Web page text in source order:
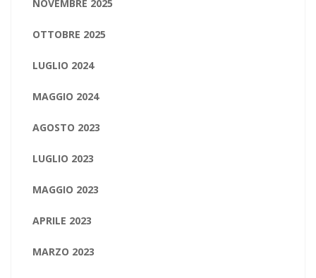
NOVEMBRE 2025
OTTOBRE 2025
LUGLIO 2024
MAGGIO 2024
AGOSTO 2023
LUGLIO 2023
MAGGIO 2023
APRILE 2023
MARZO 2023